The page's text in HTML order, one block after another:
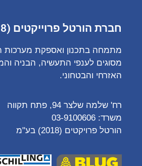
חברת הורטל פרוייקטים (2018) בע"מ
מתמחה בתכנון ואספקת מערכות
מסוגים לענפי התעשיה, הבניה
האזרחי והבטחוני.
רח' שלמה שלצר 94, פתח תקווה
משרד: 03-9100606
הורטל פרויקטים (2018) בע"מ